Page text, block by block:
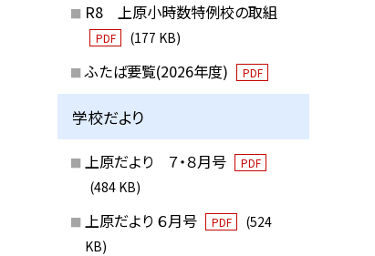
R8 上原小時数特例校の取組
PDF (177 KB)
ふたば要覧(2026年度) PDF
学校だより
上原だより ７・８月号 PDF
(484 KB)
上原だより ６月号 PDF
(524
KB)